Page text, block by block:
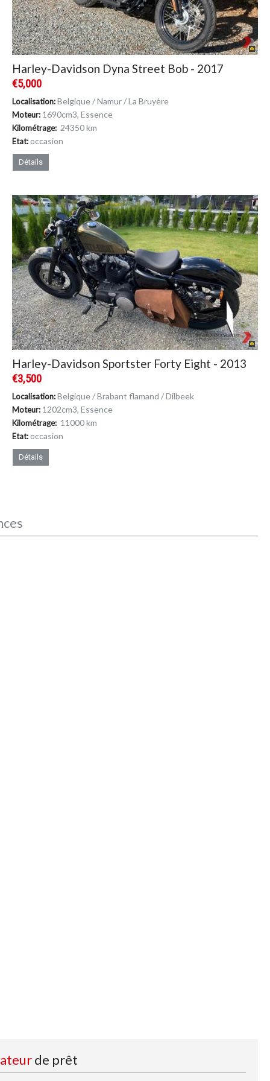
Harley-Davidson Dyna Street Bob - 2017
€5,000
Localisation:Belgique / Namur / La Bruyère
Moteur: 1690cm3, Essence
Kilométrage: 24350 km
Etat:occasion
Détails
Harley-Davidson Sportster Forty Eight - 2013
€3,500
Localisation:Belgique / Brabant flamand / Dilbeek
Moteur: 1202cm3, Essence
Kilométrage: 11000 km
Etat:occasion
Détails
de prêt